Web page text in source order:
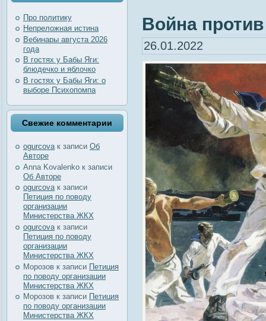
Про политику
Непреложная истина
Вебинары августа 2026
года
В гостях у Бабы Яги:
блюдечко и яблочко
В гостях у Бабы Яги: о
выборе Психопомпа
Свежие комментарии
ogurcovaк записи Об
Авторе
Anna Kovalenko к записи
Об Авторе
ogurcovaк записи
Петиция по поводу
организации
Министерства ЖКХ
ogurcova к записи
Петиция по поводу
организации
Министерства ЖКХ
Морозов к записи Петиция
по поводу организации
Министерства ЖКХ
Морозов к записи Петиция
по поводу организации
Министерства ЖКХ
Война
26.01.2022